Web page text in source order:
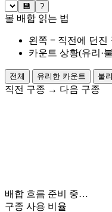
💾 ?
볼 배합 읽는 법
왼쪽 = 직전에 던진
카운트 상황(유리·
전체 유리한 카운트 불
직전 구종 → 다음 구종
배합 흐름 준비 중…
구종 사용 비율